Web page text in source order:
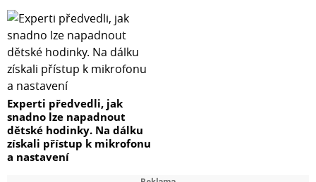
Experti předvedli, jak
snadno lze napadnout
dětské hodinky. Na dálku
získali přístup k mikrofonu
a nastavení